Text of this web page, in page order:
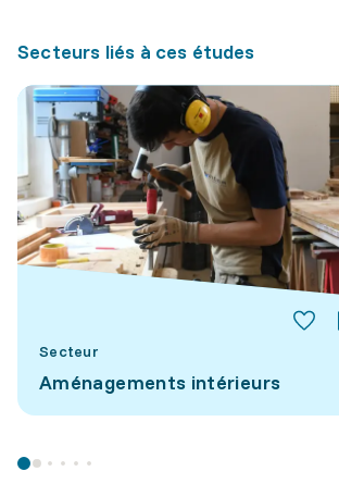
Secteurs liés à ces études
Secteur
Aménagements intérieurs